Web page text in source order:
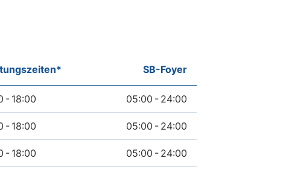
SB-Foyer
- bis
18:00 05:00 - bis
24:00
- bis
18:00 05:00 - bis
24:00
- bis
18:00 05:00 - bis
24:00